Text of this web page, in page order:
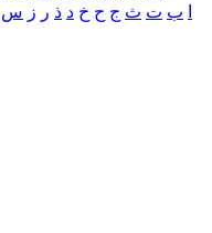
ب ت ث ج ح خ د ذ ر ز س